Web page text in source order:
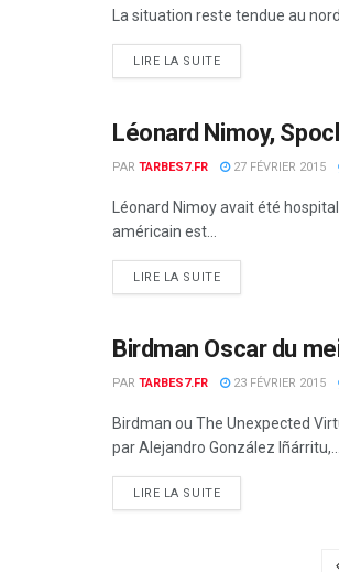
La situation reste tendue au
LIRE LA SUITEDETAILS
MONDE
Léonard Nimoy,
PAR TARBES7.FR 27 FÉVRIER 2015
Léonard Nimoy avait été
américain est...
LIRE LA SUITEDETAILS
MONDE
Birdman Oscar du
PAR TARBES7.FR 23 FÉVRIER 2015
Birdman ou The Unexpected
par Alejandro González Iñárritu,...
LIRE LA SUITEDETAILS